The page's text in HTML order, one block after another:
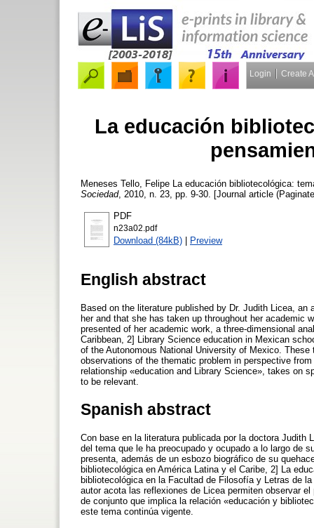
Login Create
La educación
Meneses Tello, Felipe La educación bibliotecológica:
Sociedad, 2010, n. 23, pp. 9-30. [Journal article
PDF
n23a02.pdf
Download (84kB) | Preview
English abstract
Based on the literature published by Dr. Judith Licea,
her and that she has taken up throughout her academic
presented of her academic work, a three-dimensional
Caribbean, 2] Library Science education in Mexican
of the Autonomous National University of Mexico.
observations of the thematic problem in perspective
relationship «education and Library Science», takes on
to be relevant.
Spanish abstract
Con base en la literatura publicada por la doctora
del tema que le ha preocupado y ocupado a lo largo de
presenta, además de un esbozo biográfico de su
bibliotecológica en América Latina y el Caribe, 2] La
bibliotecológica en la Facultad de Filosofía y Letras de
autor acota las reflexiones de Licea permiten observar
de conjunto que implica la relación «educación y
este tema continúa vigente.